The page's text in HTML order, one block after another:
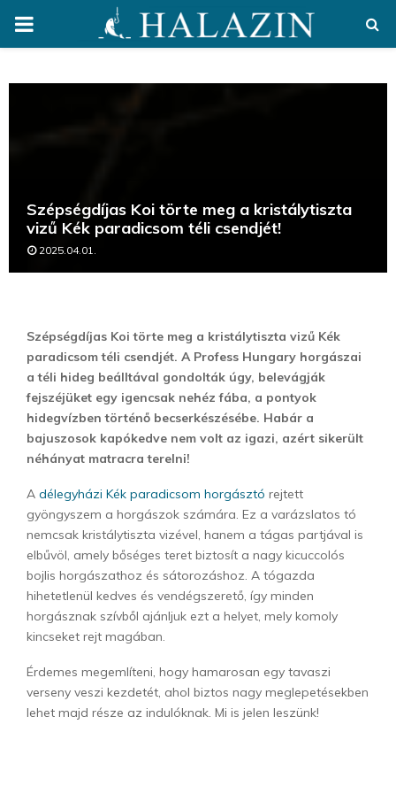
PRIMARY
Szépségdíjas Koi törte meg a kristálytiszta
vizű Kék paradicsom téli csendjét!
2025.04.01.
Szépségdíjas Koi törte meg a kristálytiszta vizű Kék
paradicsom téli csendjét. A Profess Hungary horgászai
a téli hideg beálltával gondolták úgy, belevágják
fejszéjüket egy igencsak nehéz fába, a pontyok
hidegvízben történő becserkészésébe. Habár a
bajuszosok kapókedve nem volt az igazi, azért sikerült
néhányat matracra terelni!
A délegyházi Kék paradicsom horgásztó rejtett
gyöngyszem a horgászok számára. Ez a varázslatos tó
nemcsak kristálytiszta vizével, hanem a tágas partjával is
elbűvöl, amely bőséges teret biztosít a nagy kicuccolós
bojlis horgászathoz és sátorozáshoz. A tógazda
hihetetlenül kedves és vendégszerető, így minden
horgásznak szívből ajánljuk ezt a helyet, mely komoly
kincseket rejt magában.
Érdemes megemlíteni, hogy hamarosan egy tavaszi
verseny veszi kezdetét, ahol biztos nagy meglepetésekben
lehet majd része az indulóknak. Mi is jelen leszünk!